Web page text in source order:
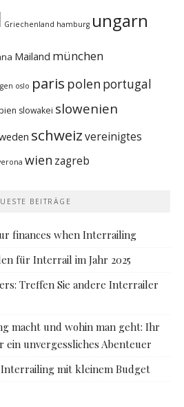
Griechenland hamburg ungarn
Mailand münchen
oslo paris polen portugal
slowakei slowenien
schweizvereinigtes
wien zagreb
BEITRÄGE
finances when Interrailing
für Interrail im Jahr 2025
Treffen Sie andere Interrailer
macht und wohin man geht: Ihr
unvergessliches Abenteuer
mit kleinem Budget